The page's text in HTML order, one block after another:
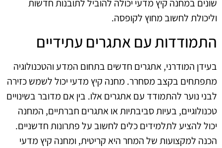
שונים במחנה קיץ מדעי יכולה להוביל לתובנות חדשות
וליכולת לחשוב מחוץ לקופסה.
התמודדות עם אתגרים עתידיים
בעידן המודרני, אתגרים חדשים בתחום המדע והטכנולוגיה
מתפתחים בקצב מסחרר. מחנה קיץ מדעי יכול לשמש כזירה
לבני נוער להתמודד עם אתגרים אלו. בין אם מדובר בשינויים
טכנולוגיים, בעיות סביבתיות או אתגרים חברתיים, המחנה
יכול להציע לתלמידים כלים לחשוב על פתרונות חדשניים.
הכנה למקצועות של המחר היא קריטית, ומחנה קיץ מדעי